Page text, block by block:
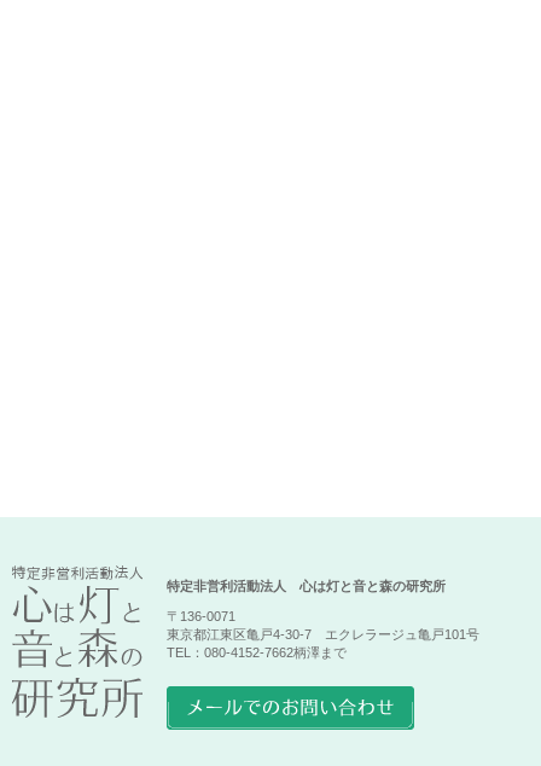
特定非営利活動法人 心は灯と音と森の研究所
〒136-0071
東京都江東区亀戸4-30-7 エクレラージュ亀戸101号
TEL：080-4152-7662柄澤まで